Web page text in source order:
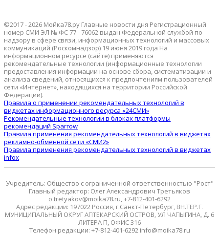
©2017 - 2026 Мойка78.ру Главные новости дня Регистрационный
номер СМИ ЭЛ № ФС 77 - 76062 выдан Федеральной службой по
надзору в сфере связи, информационных технологий и массовых
коммуникаций (Роскомнадзор) 19 июня 2019 года На
информационном ресурсе (сайте) применяются
рекомендательные технологии (информационные технологии
предоставления информации на основе сбора, систематизации и
анализа сведений, относящихся к предпочтениям пользователей
сети «Интернет», находящихся на территории Российской
Федерации).
Правила о применении рекомендательных технологий в
виджетах информационного ресурса «24СМИ»
Рекомендательные технологии в блоках платформы
рекомендаций Sparrow
Правила применения рекомендательных технологий в виджетах
рекламно-обменной сети «СМИ2»
Правила применения рекомендательных технологий в виджетах
infox
Учредитель: Общество с ограниченной ответственностью "Рост"
Главный редактор: Олег Александрович Третьяков
o.tretyakov@moika78.ru, +7-812-401-6292
Адрес редакции: 197022 Россия, г.Санкт-Петербург, ВН.ТЕР.Г.
МУНИЦИПАЛЬНЫЙ ОКРУГ АПТЕКАРСКИЙ ОСТРОВ, УЛ ЧАПЫГИНА, Д. 6
ЛИТЕРА П, ОФИС 316
Телефон редакции: +7-812-401-6292 info@moika78.ru